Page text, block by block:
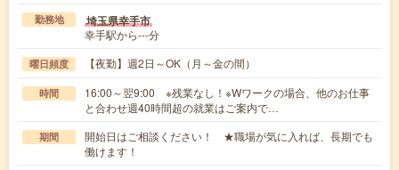
勤務地 埼玉県幸手市
幸手駅から---分
曜日頻度 【夜勤】週2日～OK（月～金の間）
時間
16:00～翌9:00 ※残業なし！※Wワークの場合、他のお仕事
と合わせ週40時間超の就業はご案内で…
期間
開始日はご相談ください！ ★職場が気に入れば、長期でも
働けます！